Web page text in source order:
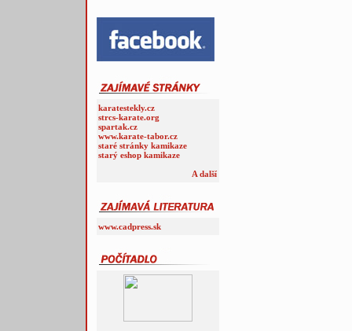
karatestekly.cz
strcs-karate.org
spartak.cz
www.karate-tabor.cz
staré stránky kamikaze
starý eshop kamikaze
A další
www.cadpress.sk